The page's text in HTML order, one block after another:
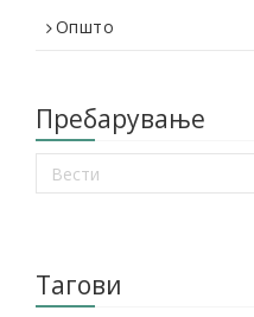
Општо
Пребарување
Тагови